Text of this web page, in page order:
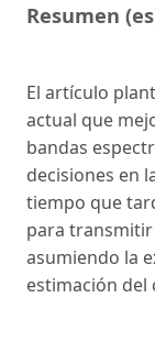
Resumen
El artículo
actual que
bandas
decisiones en
tiempo que
para transmitir
asumiendo la
estimación del